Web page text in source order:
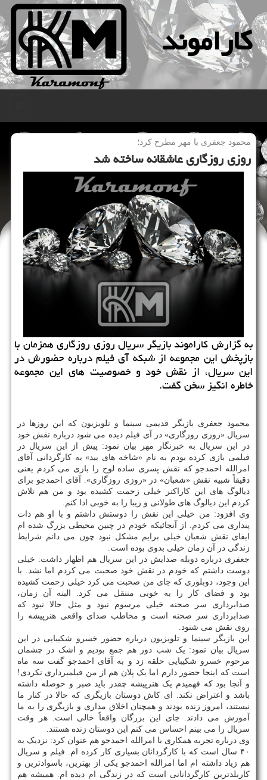
كاراموند
محمود جعفری با مهر مطرح كرد؛
روزی روزگاری عاشقانه ساخته شد
به گزارش كاراموند بازیگر سریال روزی روزگاری همزمان با
بازپخش این مجموعه از شبكه آی فیلم درباره حضورش در
این سریال، از نقش خود و خصوصیت های این مجموعه
خاطره انگیز سخن گفت.
محمود جعفری بازیگر قدیمی سینما و تلویزیون که این روزها در
سریال «روزی روزگاری» در آی فیلم دیده می شود درباره نقش خود
در این سریال به خبرنگار مهر بیان نمود: پیش از این سریال در
فیلمی بازی کرده بودم به نام «شاخه های بید» به کارگردانی آقای
امرالله احمدجو که نقش پسری ساده لوح را بازی می کردم یعنی
دقیقاً شبیه نقش «شعبان» در «روزی روزگاری». آقای احمدجو برای
دیالوگ های این کاراکتر خیلی زحمت کشیده بود و من هم تلاش
کردم این دیالوگ های طولانی و زیبا را به خوبی ادا کنم.
وی افزود: من خیلی این نقش را دوستش داشتم و با او هم ذات
پنداری می کردم. از آنجائیکه خودم در چنین محیطی بزرگ شده ام
ایفای نقش شعبان خیلی برایم مشکل نبود چون می دانم شرایط
زندگی در آن زمان خیلی بدوی بوده است.
جعفری درباره دوبله صدایش در این سریال هم اظهار داشت: خیلی
دوست داشتم که خودم در نقش خود صحبت می کردم اما نشد. با
این وجود، دوبلوری که جای من صحبت می کرد خیلی زحمت کشیده
بود و فضای کار را به خوبی منتقل می کرد. البته آن زمان،
صدابرداری سر صحنه خیلی مرسوم نبود و مثل حالا نبود که
صدابرداری سر صحنه است و مخاطب صدای واقعی هنرپیشه را
روی نقش می شنود.
این بازیگر سینما و تلویزیون درباره حضور خسرو شکیبایی در این
سریال بیان نمود: یک شب دور هم جمع بودیم و اشک در چشمان
مرحوم خسرو شکیبایی حلقه زد و به آقای احمدجو گفت سه ماه
است که اینجا حضور دارم اما یک پلان هم از من فیلمبرداری نکردی!
و آنجا بود که فهمیدم یک هنرپیشه چقدر باید صبر و حوصله داشته
باشد و اعتراض نکند. ای کاش دوستان بازیگری که حالا در کنار ما
نیستند، امروز زنده بودند و همچنان اخلاق مداری و بازیگری را به ما
آموزش می دادند. جای این بزرگان واقعاً خالی است. هر وقت
سریال را می بینم احساس می کنم این دوستان زنده هستند.
وی درباره تجربه همکاری با امرالله احمدجو هم عنوان کرد: نزدیک به
۴۰ سال است که با کارگردانان بسیاری کار کرده ام. فیلم و سریال
هم زیاد داشته ام اما امرالله احمدجو یکی از بهترین، باسوادترین و
کاربلدترین کارگردانانی است که در زندگی ام دیده ام. همیشه هم